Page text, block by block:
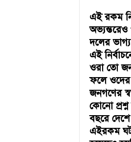
এই রকম
দলের
এই
ওরা তো
ফলে ওদের
জনগণের
কোনো
বছরে
এইরকম